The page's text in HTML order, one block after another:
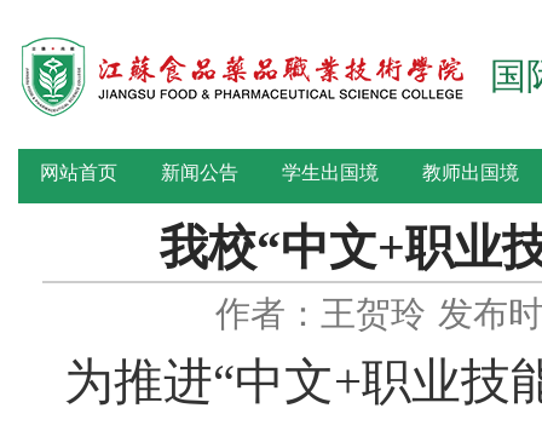
国
网站首页 新闻公告 学生出国境 教师出国境
我校“中文+职业
作者：王贺玲 发布
为推进“中文+职业技